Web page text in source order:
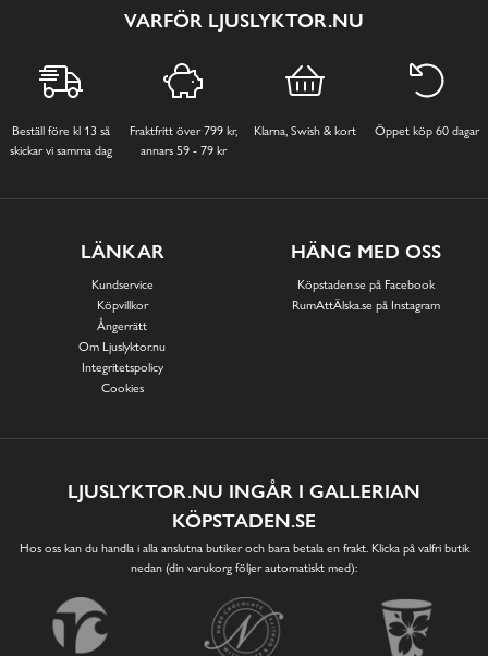
VARFÖR LJUSLYKTOR.NU
Beställ före kl 13 så
skickar vi samma dag
Fraktfritt över 799 kr,
annars 59 - 79 kr
Klarna, Swish & kort Öppet köp 60 dagar
LÄNKAR
Kundservice
Köpvillkor
Ångerrätt
Om Ljuslyktor.nu
Integritetspolicy
Cookies
HÄNG MED OSS
Köpstaden.se på Facebook
RumAttÄlska.se på Instagram
LJUSLYKTOR.NU INGÅR I GALLERIAN
KÖPSTADEN.SE
Hos oss kan du handla i alla anslutna butiker och bara betala en frakt. Klicka på valfri butik
nedan (din varukorg följer automatiskt med):